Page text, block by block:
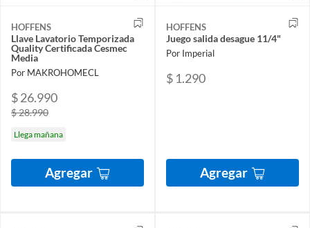
HOFFENS
Llave Lavatorio Temporizada
Quality Certificada Cesmec
Media
Por MAKROHOMECL
$ 26.990
$ 28.990
Llega mañana
Agregar
HOFFENS
Juego salida desague 11/4"
Por Imperial
$ 1.290
Agregar